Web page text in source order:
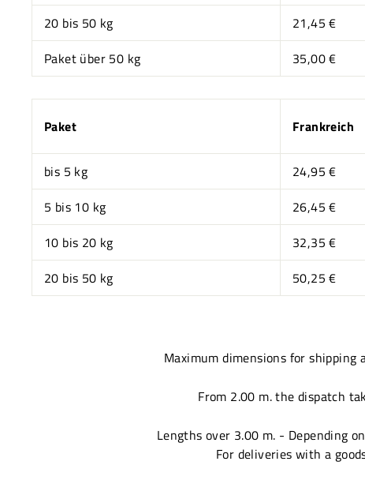
20 bis 50 kg
21,45 €
Paket über 50 kg
35,00 €
Paket Frankreich
bis 5 kg
24,95 €
5 bis 10 kg
26,45 €
10 bis 20 kg
32,35 €
20 bis 50 kg
50,25 €
Maximum dimensions for shipping
From 2.00 m. the dispatch
Lengths over 3.00 m. - Depending
For deliveries with a